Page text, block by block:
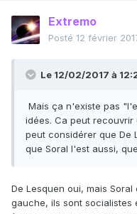
Extremo
Posté 12 février
Le 12/02/2017 à
Mais ça n'existe pas
idées. Ca peut
peut considérer que De
que Soral l'est aussi,
De Lesquen oui, mais
gauche, ils sont socialistes